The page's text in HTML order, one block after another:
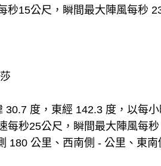
秒15公尺，瞬間最大陣風每秒
30.7 度，東經 142.3 度，以每
每秒25公尺，瞬間最大陣風每
180 公里、西南側 - 公里、東